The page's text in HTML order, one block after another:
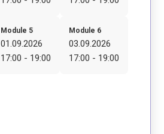
Module 5
01.09.2026
17:00 - 19:00
Module 6
03.09.2026
17:00 - 19:00